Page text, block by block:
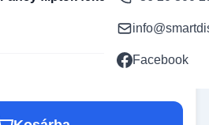
Facebook